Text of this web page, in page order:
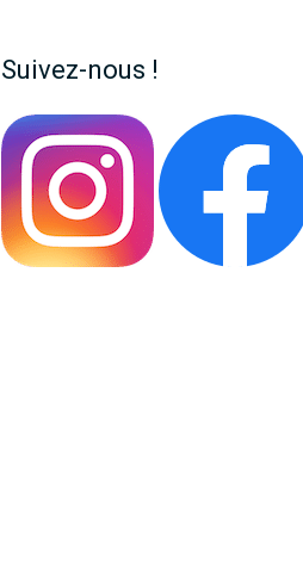
Suivez-nous !